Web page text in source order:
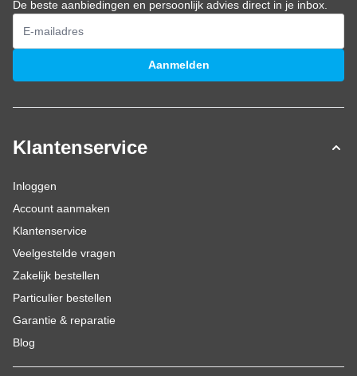
De beste aanbiedingen en persoonlijk advies direct in je inbox.
E-mailadres
Aanmelden
Klantenservice
Inloggen
Account aanmaken
Klantenservice
Veelgestelde vragen
Zakelijk bestellen
Particulier bestellen
Garantie & reparatie
Blog